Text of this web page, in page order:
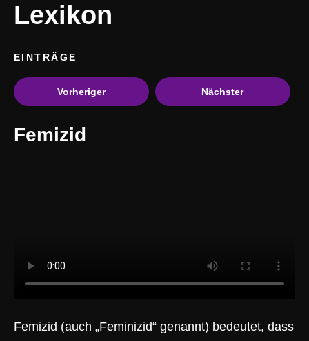
Lexikon
EINTRÄGE
Vorheriger Nächster
Femizid
Femizid (auch „Feminizid“ genannt) bedeutet, dass